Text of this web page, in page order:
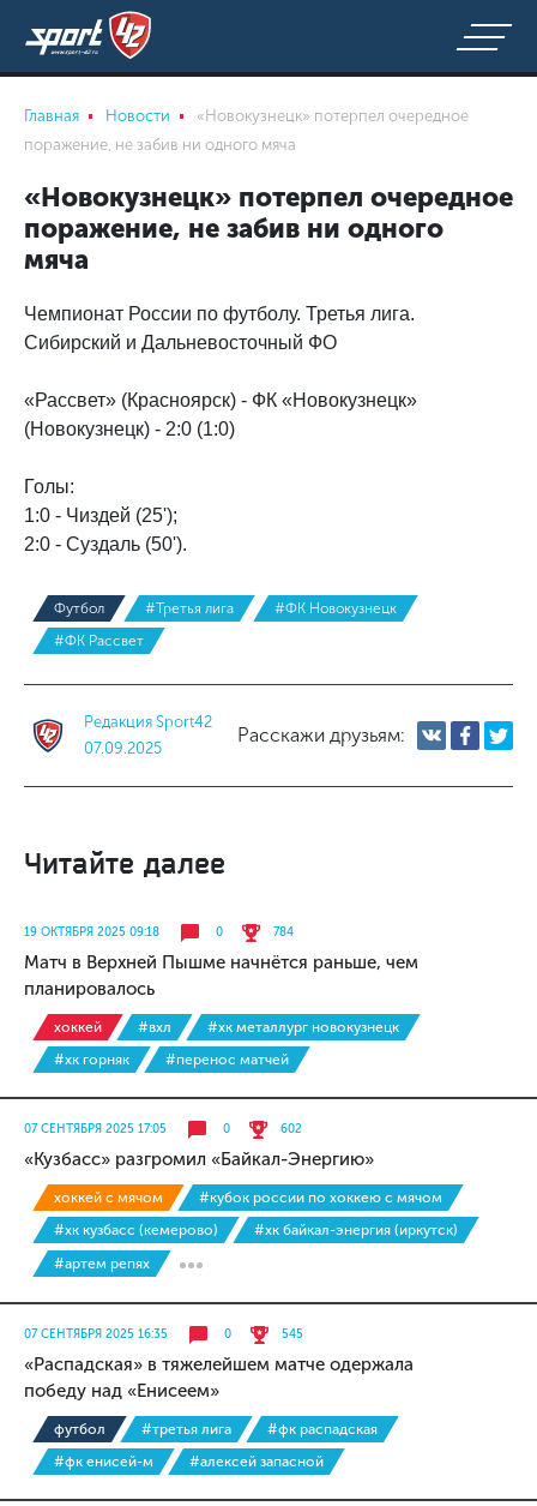
Главная Новости
«Новокузнецк» потерпел очередное
поражение, не забив ни одного мяча
«Новокузнецк» потерпел очередное
поражение, не забив ни одного
мяча
Чемпионат России по футболу. Третья лига.
Сибирский и Дальневосточный ФО
«Рассвет» (Красноярск) - ФК «Новокузнецк»
(Новокузнецк) - 2:0 (1:0)
Голы:
1:0 - Чиздей (25');
2:0 - Суздаль (50').
Футбол #Третья лига
#ФК Новокузнецк
#ФК Рассвет
Редакция Sport42
07.09.2025
Расскажи друзьям:
Читайте далее
19 ОКТЯБРЯ 2025 09:18 0 784
Матч в Верхней Пышме начнётся раньше, чем
планировалось
хоккей #вхл
#хк металлург новокузнецк
#хк горняк
#перенос матчей
07 СЕНТЯБРЯ 2025 17:05 0 602
«Кузбасс» разгромил «Байкал-Энергию»
хоккей с мячом
#кубок россии по хоккею с мячом
#хк кузбасс (кемерово)
#хк байкал-энергия (иркутск)
#артем репях
07 СЕНТЯБРЯ 2025 16:35 0 545
«Распадская» в тяжелейшем матче одержала
победу над «Енисеем»
футбол #третья лига
#фк распадская
#фк енисей-м
#алексей запасной